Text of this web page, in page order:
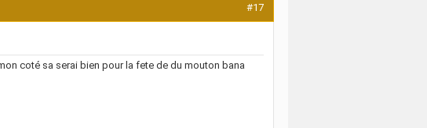
#17
coté sa serai bien pour la fete de du mouton bana